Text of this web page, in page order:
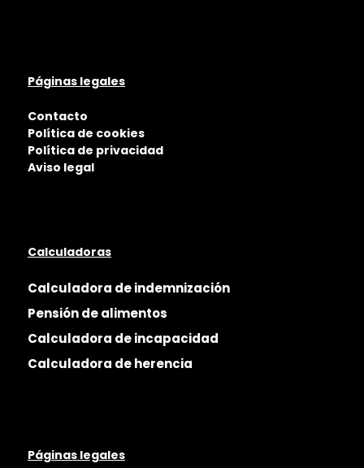
Páginas legales
Contacto
Política de cookies
Política de privacidad
Aviso legal
Calculadoras
Calculadora de indemnización
Pensión de alimentos
Calculadora de incapacidad
Calculadora de herencia
Páginas legales